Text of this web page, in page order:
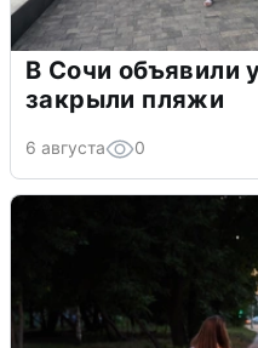
В Сочи объявили
закрыли пляжи
6 августа 0